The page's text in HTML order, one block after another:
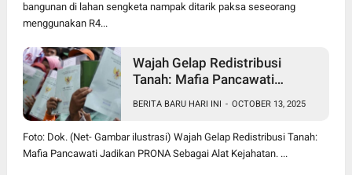
bangunan di lahan sengketa nampak ditarik paksa seseorang
menggunakan R4...
Wajah Gelap Redistribusi
Tanah: Mafia Pancawati
BERITA BARU HARI INI - OCTOBER 13, 2025
Foto: Dok. (Net- Gambar ilustrasi) Wajah Gelap Redistribusi Tanah:
Mafia Pancawati Jadikan PRONA Sebagai Alat Kejahatan. ...